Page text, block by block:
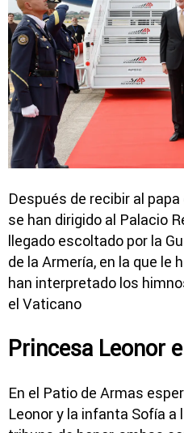
Después de recibir al
se han dirigido al Palacio
llegado escoltado por la
de la Armería, en la que le
han interpretado los
el Vaticano
Princesa Leonor
En el Patio de Armas
Leonor y la infanta Sofía a